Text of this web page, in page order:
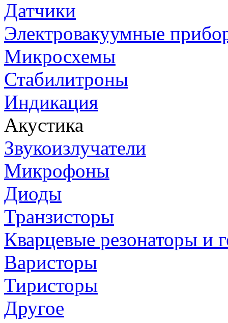
Датчики
Электровакуумные
Микросхемы
Стабилитроны
Индикация
Акустика
Звукоизлучатели
Микрофоны
Диоды
Транзисторы
Кварцевые резонаторы и
Варисторы
Тиристоры
Другое